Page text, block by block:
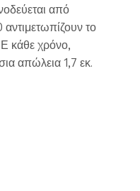
από
το
κάθε χρόνο,
απώλεια 1,7 εκ.